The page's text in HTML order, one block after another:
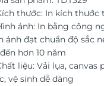
thước: In kích thước
ảnh: In bằng công
ảnh đạt chuẩn độ sắc
hơn 10 năm
liệu: Vải lụa,
vệ sinh dễ dàng